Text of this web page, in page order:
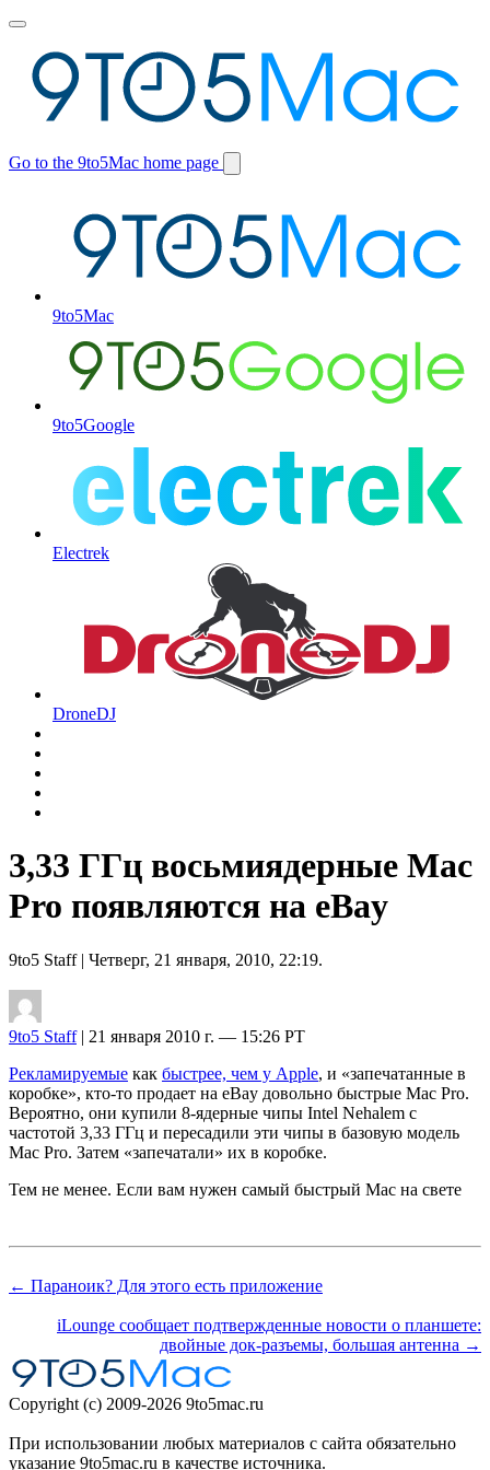
Toggle
menu
Go to the 9to5Mac home page
Switch
9to5Mac
9to5Google
Electrek
DroneDJ
3,33 ГГц восьмиядерные Mac
Pro появляются на eBay
9to5 Staff| Четверг, 21 января, 2010, 22:19.
9to5 Staff| 21 января 2010 г. — 15:26 PT
Рекламируемые как быстрее, чем у Apple, и «запечатанные в
коробке», кто-то продает на eBay довольно быстрые Mac Pro.
Вероятно, они купили 8-ядерные чипы Intel Nehalem с
частотой 3,33 ГГц и пересадили эти чипы в базовую модель
Mac Pro. Затем «запечатали» их в коробке.
Тем не менее. Если вам нужен самый быстрый Mac на свете
← Параноик? Для этого есть приложение
iLounge сообщает подтвержденные новости о планшете:
двойные док-разъемы, большая антенна →
Copyright (c) 2009-2026 9to5mac.ru
При использовании любых материалов с сайта обязательно
указание 9to5mac.ru в качестве источника.